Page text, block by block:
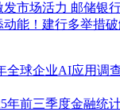
发市场活力 邮储银
动能！建行多举措
全球企业AI应用调
年前三季度金融统